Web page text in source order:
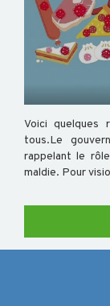
Voici quelques
tous.Le
rappelant le
maldie. Pour